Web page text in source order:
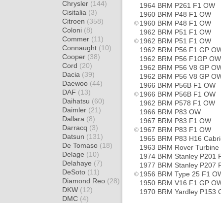
Chrysler (144)
Cisitalia (3)
Citroen (358)
Coloni (8)
Commer (11)
Connaught (10)
Cooper (38)
Cord (20)
Dacia (39)
Daewoo (44)
DAF (13)
Daihatsu (60)
Daimler (21)
Dallara (8)
Darracq (3)
Datsun (131)
De Tomaso (18)
Delage (10)
Delahaye (7)
DeSoto (11)
Diamond Reo (28)
DKW (12)
DMC (4)
1964 BRM P261 F1 OW
1960 BRM P48 F1 OW
1960 BRM P48 F1 OW
1962 BRM P51 F1 OW
1962 BRM P51 F1 OW
1962 BRM P56 F1 GP
1962 BRM P56 F1GP OW
1962 BRM P56 V8 GP
1962 BRM P56 V8 GP
1966 BRM P56B F1 OW
1966 BRM P56B F1 OW
1962 BRM P578 F1 OW
1966 BRM P83 OW
1967 BRM P83 F1 OW
1967 BRM P83 F1 OW
1965 BRM P83 H16
1963 BRM Rover
1974 BRM Stanley P201
1977 BRM Stanley P207
1956 BRM Type 25 F1
1950 BRM V16 F1 GP
1970 BRM Yardley P153